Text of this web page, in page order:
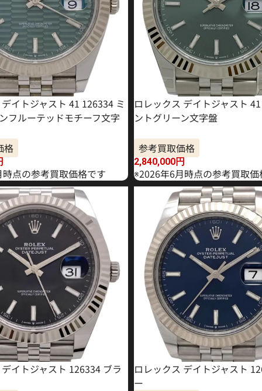
イトジャスト 41 126334 ミ
フルーテッドモチーフ文字
格
点の参考買取価格です
ロレックス デイトジャスト
ントグリーン文字盤
参考買取価格
2,840,000円
※2026年6月時点の参考買取価
イトジャスト 126334 ブラ
ロレックス デイトジャスト
ー